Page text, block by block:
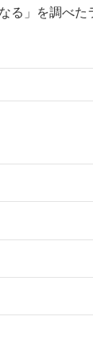
る」を調べた